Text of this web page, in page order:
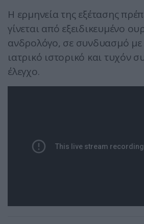
Η ερμηνεία της εξέτασης
γίνεται από εξειδικευμένο
ανδρολόγο, σε συνδυασμό με
ιατρικό ιστορικό και τυχόν
έλεγχο.